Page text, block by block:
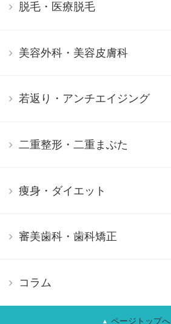
脱毛・医療脱毛
美容外科・美容皮膚科
若返り・アンチエイジング
二重整形・二重まぶた
痩身・ダイエット
審美歯科・歯科矯正
コラム
ページトップへ